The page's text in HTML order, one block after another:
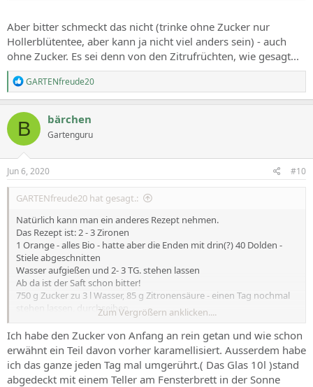
Aber bitter schmeckt das nicht (trinke ohne Zucker nur
Hollerblütentee, aber kann ja nicht viel anders sein) - auch
ohne Zucker. Es sei denn von den Zitrufrüchten, wie gesagt...
R
e
a
c
t
i
o
n
GARTENfreude20
B bärchen
Gartenguru
Jun 6, 2020 #10
GARTENfreude20 hat gesagt.:
Natürlich kann man ein anderes Rezept nehmen.
Das Rezept ist: 2 - 3 Zironen
1 Orange - alles Bio - hatte aber die Enden mit drin(?) 40 Dolden -
Stiele abgeschnitten
Wasser aufgießen und 2- 3 TG. stehen lassen
Ab da ist der Saft schon bitter!
750 g Zucker zu 3 l Wasser, 85 g Zitronensäure - einen Tag nochmal
stehen lassen, durchseihen
Meine Frage ist auch, ob mein Holunderbaum eine gute Sorte ist -
dicker Stamm - kann ja kein Attich sein - oder?
Zum Vergrößern anklicken....
Ich habe den Zucker von Anfang an rein getan und wie schon
erwähnt ein Teil davon vorher karamellisiert. Ausserdem habe
ich das ganze jeden Tag mal umgerührt.( Das Glas 10l )stand
abgedeckt mit einem Teller am Fensterbrett in der Sonne